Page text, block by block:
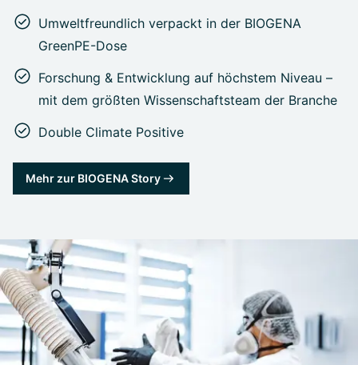
Umweltfreundlich verpackt in der BIOGENA
GreenPE-Dose
Forschung & Entwicklung auf höchstem Niveau –
mit dem größten Wissenschaftsteam der Branche
Double Climate Positive
Mehr zur BIOGENA Story